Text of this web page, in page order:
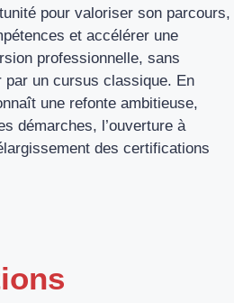
pour valoriser son parcours,
et accélérer une
professionnelle, sans
par un cursus classique. En
une refonte ambitieuse,
démarches, l’ouverture à
des certifications